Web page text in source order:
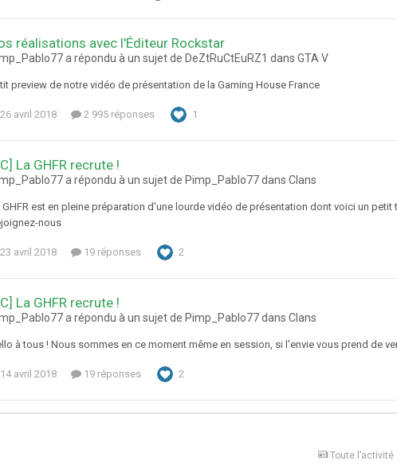
réalisations avec l'Éditeur Rockstar
a répondu à un sujet de DeZtRuCtEuRZ1 dans GTA V
preview de notre vidéo de présentation de la Gaming House France
26 avril 2018 2 995 réponses 1
La GHFR recrute !
a répondu à un sujet de Pimp_Pablo77 dans Clans
GHFR est en pleine préparation d'une lourde vidéo de présentation dont voici un
nous
23 avril 2018 19 réponses 2
La GHFR recrute !
a répondu à un sujet de Pimp_Pablo77 dans Clans
à tous ! Nous sommes en ce moment même en session, si l'envie vous prend de
14 avril 2018 19 réponses 2
Toute l’activité